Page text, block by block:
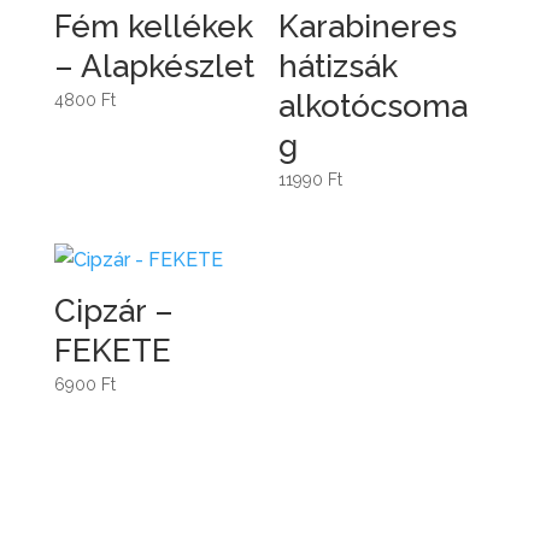
Fém kellékek
– Alapkészlet
4800 Ft
Karabineres
hátizsák
alkotócsoma
g
11990 Ft
Cipzár –
FEKETE
6900 Ft